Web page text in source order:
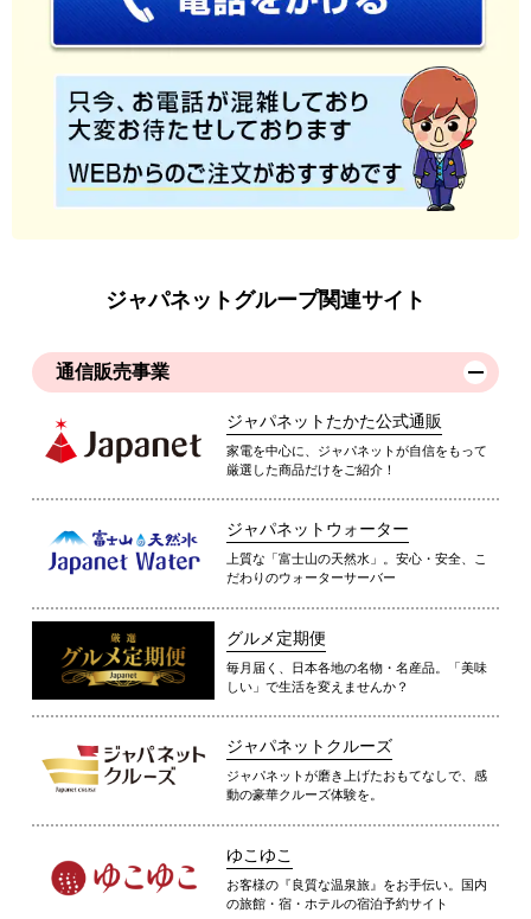
ジャパネットグループ関連サイト
通信販売事業
ジャパネットたかた公式通販
家電を中心に、ジャパネットが自信をもって
厳選した商品だけをご紹介！
ジャパネットウォーター
上質な「富士山の天然水」。安心・安全、こ
だわりのウォーターサーバー
グルメ定期便
毎月届く、日本各地の名物・名産品。「美味
しい」で生活を変えませんか？
ジャパネットクルーズ
ジャパネットが磨き上げたおもてなしで、感
動の豪華クルーズ体験を。
ゆこゆこ
お客様の『良質な温泉旅』をお手伝い。国内
の旅館・宿・ホテルの宿泊予約サイト